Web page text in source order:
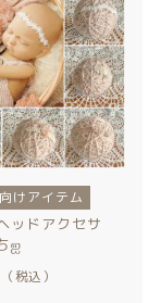
けアイテム
ッドアクセサ
ஐ‬
（税込）
けアイテム
けアイテム
ゴリー一覧